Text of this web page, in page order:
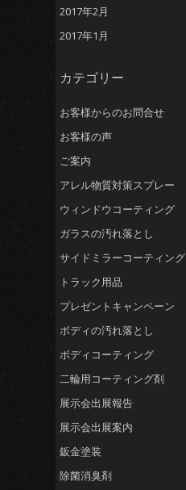
2017年2月
2017年1月
カテゴリー
お客様からのお問合せ
お客様の声
ご案内
アレル物質対策スプレー
ウィンドウコーティング
ガラスの汚れ落とし
サイドミラーコーティング
トラック用品
プレゼントキャンペーン
ボディの汚れ落とし
ボディコーティング
二輪用コーティング剤
展示会出展報告
展示会出展案内
鈑金塗装
除菌消臭剤